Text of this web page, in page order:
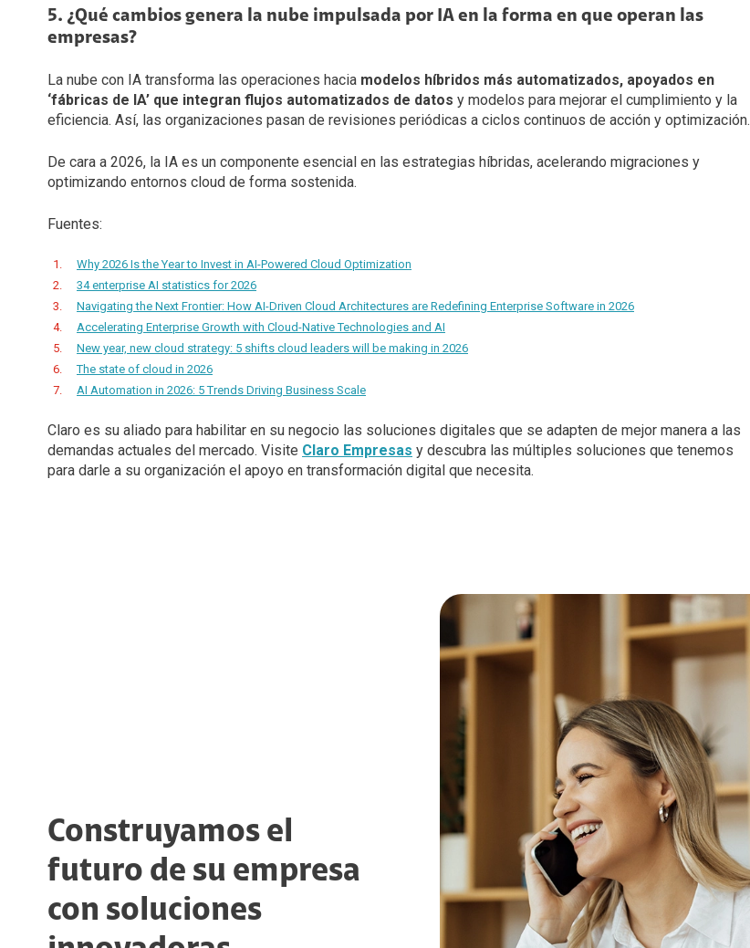
5. ¿Qué cambios genera la nube impulsada por IA en la forma en que operan las
empresas?
La nube con IA transforma las operaciones hacia modelos híbridos más automatizados, apoyados en
‘fábricas de IA’ que integran flujos automatizados de datos y modelos para mejorar el cumplimiento y la
eficiencia. Así, las organizaciones pasan de revisiones periódicas a ciclos continuos de acción y optimización.
De cara a 2026, la IA es un componente esencial en las estrategias híbridas, acelerando migraciones y
optimizando entornos cloud de forma sostenida.
Fuentes:
Why 2026 Is the Year to Invest in AI-Powered Cloud Optimization
34 enterprise AI statistics for 2026
Navigating the Next Frontier: How AI-Driven Cloud Architectures are Redefining Enterprise Software in 2026
Accelerating Enterprise Growth with Cloud-Native Technologies and AI
New year, new cloud strategy: 5 shifts cloud leaders will be making in 2026
The state of cloud in 2026
AI Automation in 2026: 5 Trends Driving Business Scale
Claro es su aliado para habilitar en su negocio las soluciones digitales que se adapten de mejor manera a las
demandas actuales del mercado. Visite Claro Empresas y descubra las múltiples soluciones que tenemos
para darle a su organización el apoyo en transformación digital que necesita.
Construyamos el
futuro de su empresa
con soluciones